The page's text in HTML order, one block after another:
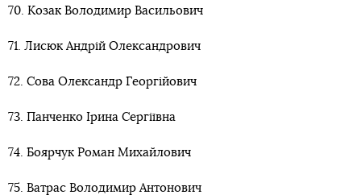
70. Козак Володимир Васильович
71. Лисюк Андрій Олександрович
72. Сова Олександр Георгійович
73. Панченко Ірина Сергіївна
74. Боярчук Роман Михайлович
75. Ватрас Володимир Антонович